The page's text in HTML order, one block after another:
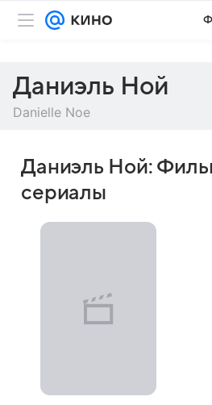
Даниэль Ной
Danielle Noe
Даниэль Ной:
сериалы